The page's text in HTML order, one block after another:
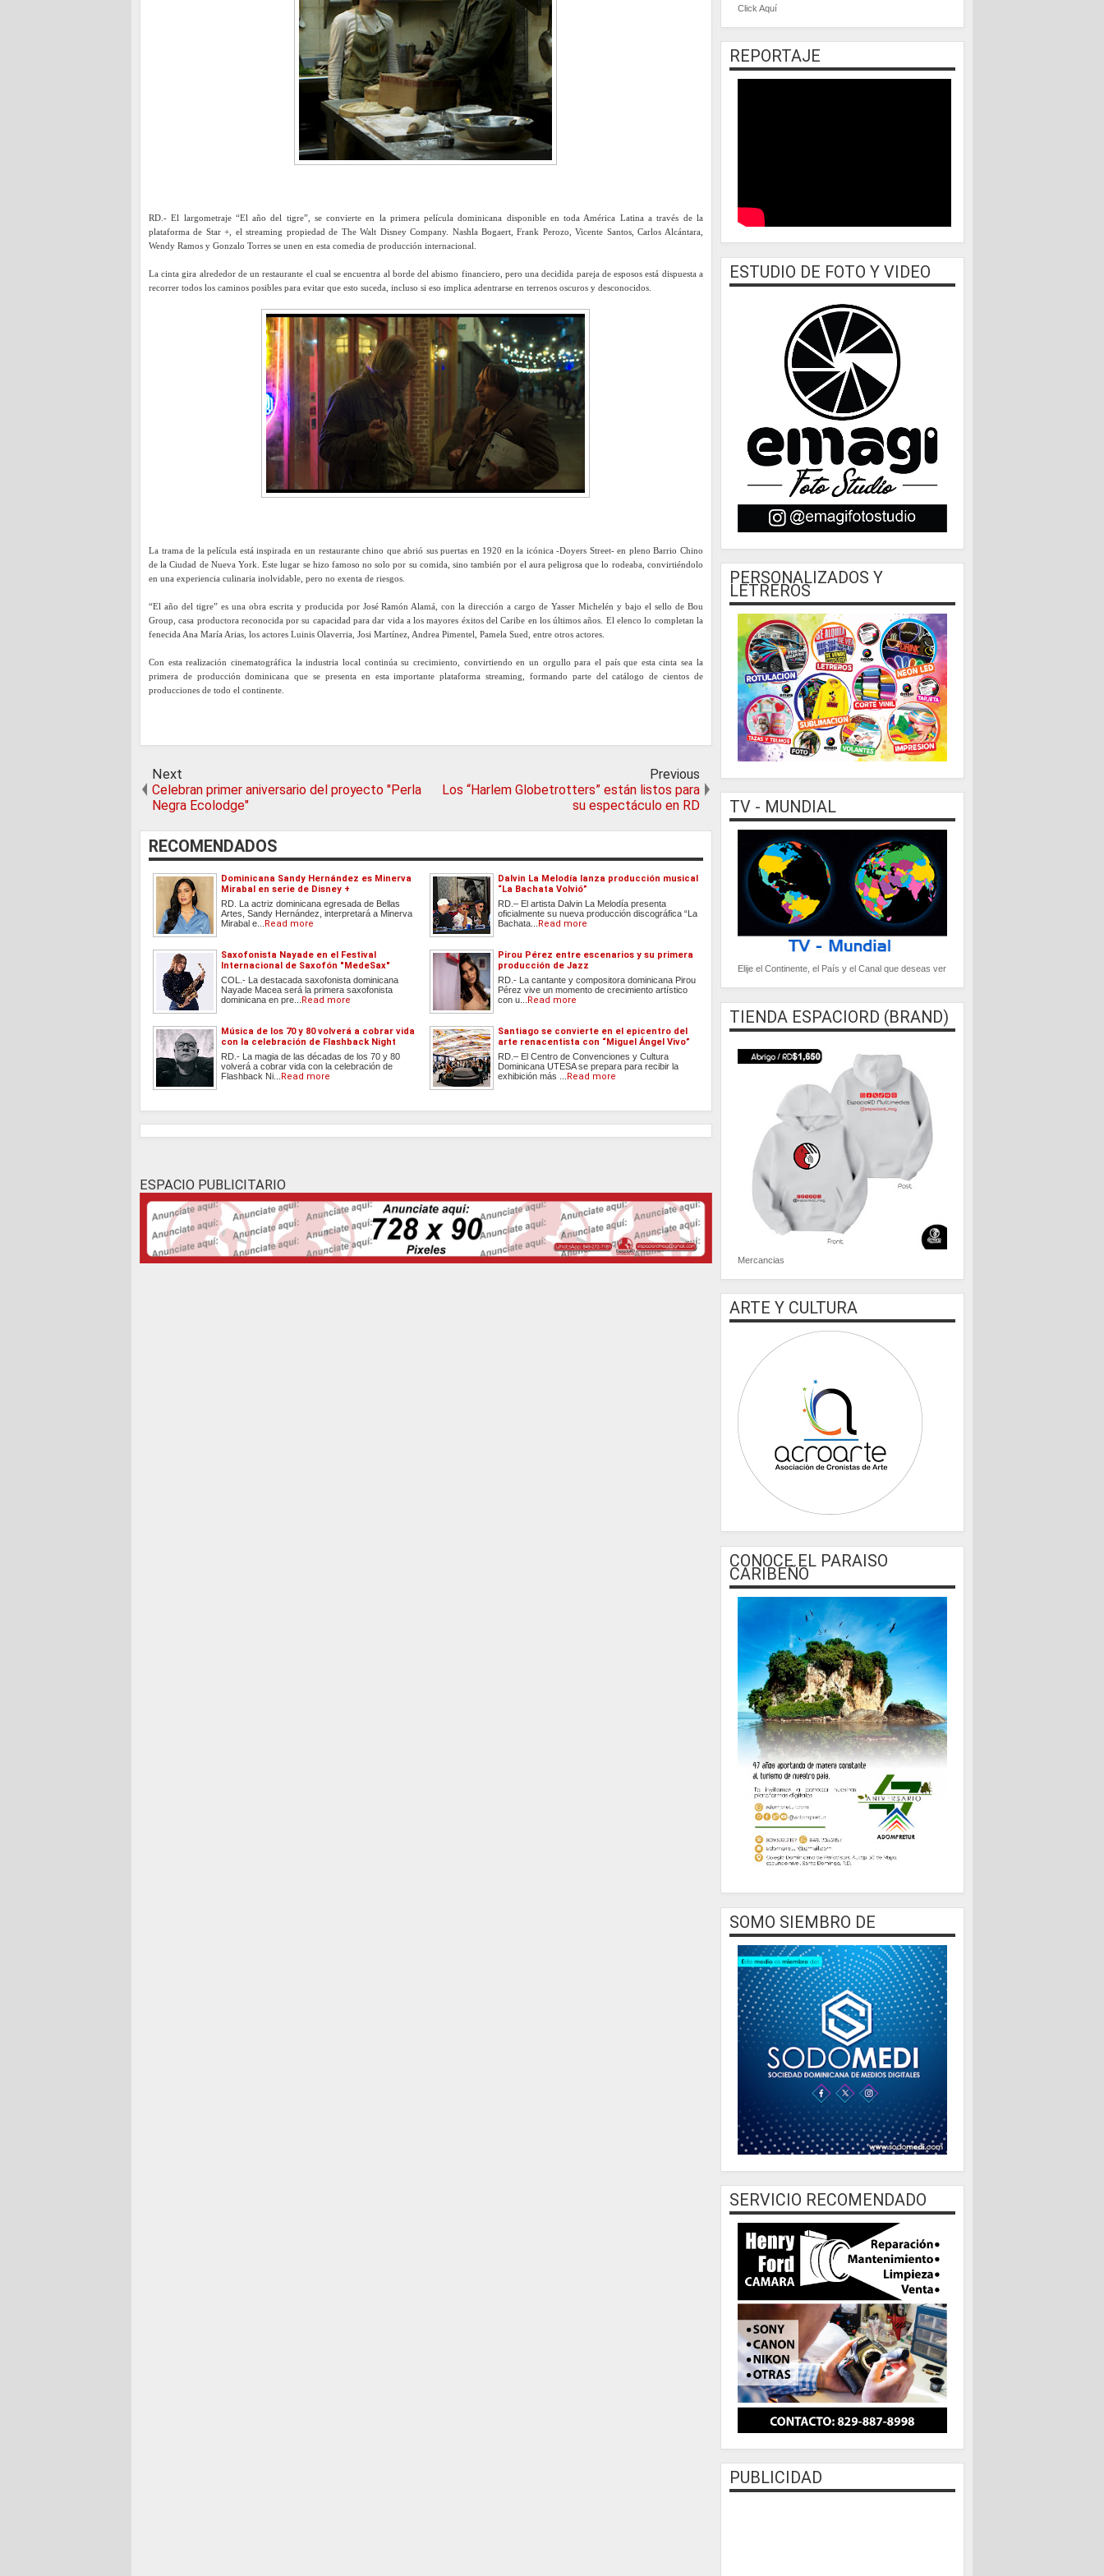
RD.- El largometraje “El año del tigre”, se convierte en la primera película dominicana disponible en toda América Latina a través de la
plataforma de Star +, el streaming propiedad de The Walt Disney Company. Nashla Bogaert, Frank Perozo, Vicente Santos, Carlos Alcántara,
Wendy Ramos y Gonzalo Torres se unen en esta comedia de producción internacional.
La cinta gira alrededor de un restaurante el cual se encuentra al borde del abismo financiero, pero una decidida pareja de esposos está dispuesta a
recorrer todos los caminos posibles para evitar que esto suceda, incluso si eso implica adentrarse en terrenos oscuros y desconocidos.
La trama de la película está inspirada en un restaurante chino que abrió sus puertas en 1920 en la icónica -Doyers Street- en pleno Barrio Chino
de la Ciudad de Nueva York. Este lugar se hizo famoso no solo por su comida, sino también por el aura peligrosa que lo rodeaba, convirtiéndolo
en una experiencia culinaria inolvidable, pero no exenta de riesgos.
“El año del tigre” es una obra escrita y producida por José Ramón Alamá, con la dirección a cargo de Yasser Michelén y bajo el sello de Bou
Group, casa productora reconocida por su capacidad para dar vida a los mayores éxitos del Caribe en los últimos años. El elenco lo completan la
fenecida Ana María Arias, los actores Luinis Olaverria, Josi Martínez, Andrea Pimentel, Pamela Sued, entre otros actores.
Con esta realización cinematográfica la industria local continúa su crecimiento, convirtiendo en un orgullo para el país que esta cinta sea la
primera de producción dominicana que se presenta en esta importante plataforma streaming, formando parte del catálogo de cientos de
producciones de todo el continente.
Next
Celebran primer aniversario del proyecto "Perla
Negra Ecolodge"
Previous
Los “Harlem Globetrotters” están listos para
su espectáculo en RD
RECOMENDADOS
Dominicana Sandy Hernández es Minerva
Mirabal en serie de Disney +
RD. La actriz dominicana egresada de Bellas
Artes, Sandy Hernández, interpretará a Minerva
Mirabal e... Read more
Dalvin La Melodía lanza producción musical
“La Bachata Volvió”
RD.– El artista Dalvin La Melodía presenta
oficialmente su nueva producción discográfica “La
Bachata... Read more
Saxofonista Nayade en el Festival
Internacional de Saxofón "MedeSax"
COL.- La destacada saxofonista dominicana
Nayade Macea será la primera saxofonista
dominicana en pre... Read more
Pirou Pérez entre escenarios y su primera
producción de Jazz
RD.- La cantante y compositora dominicana Pirou
Pérez vive un momento de crecimiento artístico
con u... Read more
Música de los 70 y 80 volverá a cobrar vida
con la celebración de Flashback Night
RD.- La magia de las décadas de los 70 y 80
volverá a cobrar vida con la celebración de
Flashback Ni... Read more
Santiago se convierte en el epicentro del
arte renacentista con “Miguel Ángel Vivo”
RD.– El Centro de Convenciones y Cultura
Dominicana UTESA se prepara para recibir la
exhibición más ... Read more
ESPACIO PUBLICITARIO
Click Aquí
REPORTAJE
ESTUDIO DE FOTO Y VIDEO
PERSONALIZADOS Y
LETREROS
TV - MUNDIAL
Elije el Continente, el País y el Canal que deseas ver
TIENDA ESPACIORD (BRAND)
Mercancias
ARTE Y CULTURA
CONOCE EL PARAISO
CARIBEÑO
SOMO SIEMBRO DE
SERVICIO RECOMENDADO
PUBLICIDAD